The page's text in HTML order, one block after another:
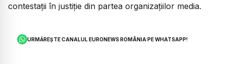
contestații în justiție din partea organizațiilor media.
URMĂREȘTE CANALUL EURONEWS ROMÂNIA PE WHATSAPP!